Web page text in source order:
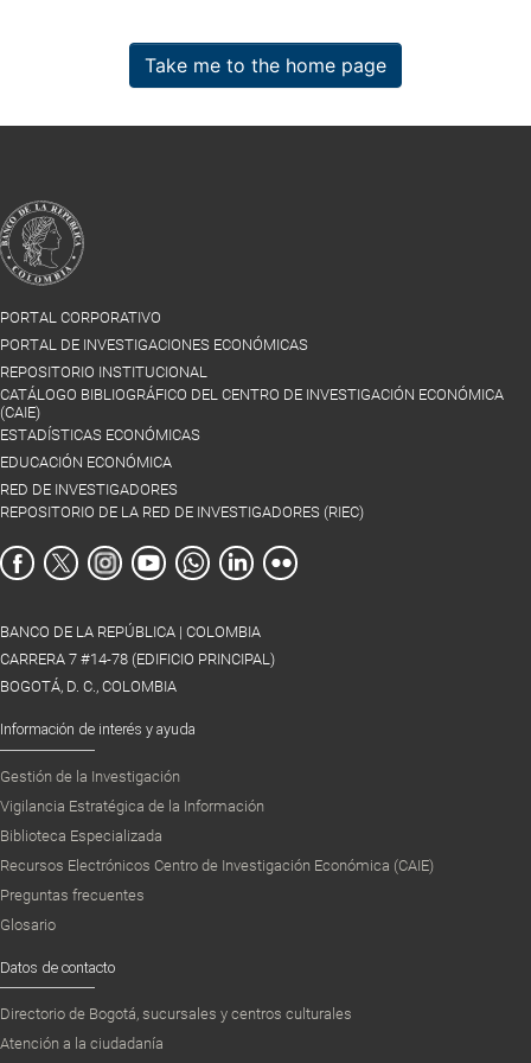
Take me to the home page
PORTAL CORPORATIVO
PORTAL DE INVESTIGACIONES ECONÓMICAS
REPOSITORIO INSTITUCIONAL
CATÁLOGO BIBLIOGRÁFICO DEL CENTRO DE INVESTIGACIÓN ECONÓMICA
(CAIE)
ESTADÍSTICAS ECONÓMICAS
EDUCACIÓN ECONÓMICA
RED DE INVESTIGADORES
REPOSITORIO DE LA RED DE INVESTIGADORES (RIEC)
BANCO DE LA REPÚBLICA | COLOMBIA
CARRERA 7 #14-78 (EDIFICIO PRINCIPAL)
BOGOTÁ, D. C., COLOMBIA
Información de interés y ayuda
Gestión de la Investigación
Vigilancia Estratégica de la Información
Biblioteca Especializada
Recursos Electrónicos Centro de Investigación Económica (CAIE)
Preguntas frecuentes
Glosario
Datos de contacto
Directorio de Bogotá, sucursales y centros culturales
Atención a la ciudadanía